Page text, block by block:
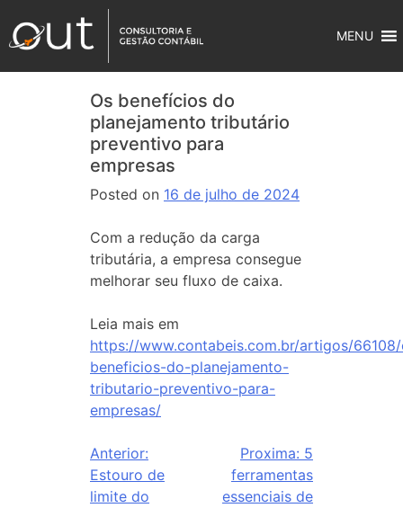
MENU
Os benefícios do
planejamento tributário
preventivo para
empresas
Posted on 16 de julho de 2024
Com a redução da carga
tributária, a empresa consegue
melhorar seu fluxo de caixa.
Leia mais em
https://www.contabeis.com.br/artigos/
beneficios-do-planejamento-
tributario-preventivo-para-
empresas/
Anterior:
Estouro de
limite do
Proxima: 5
ferramentas
essenciais de